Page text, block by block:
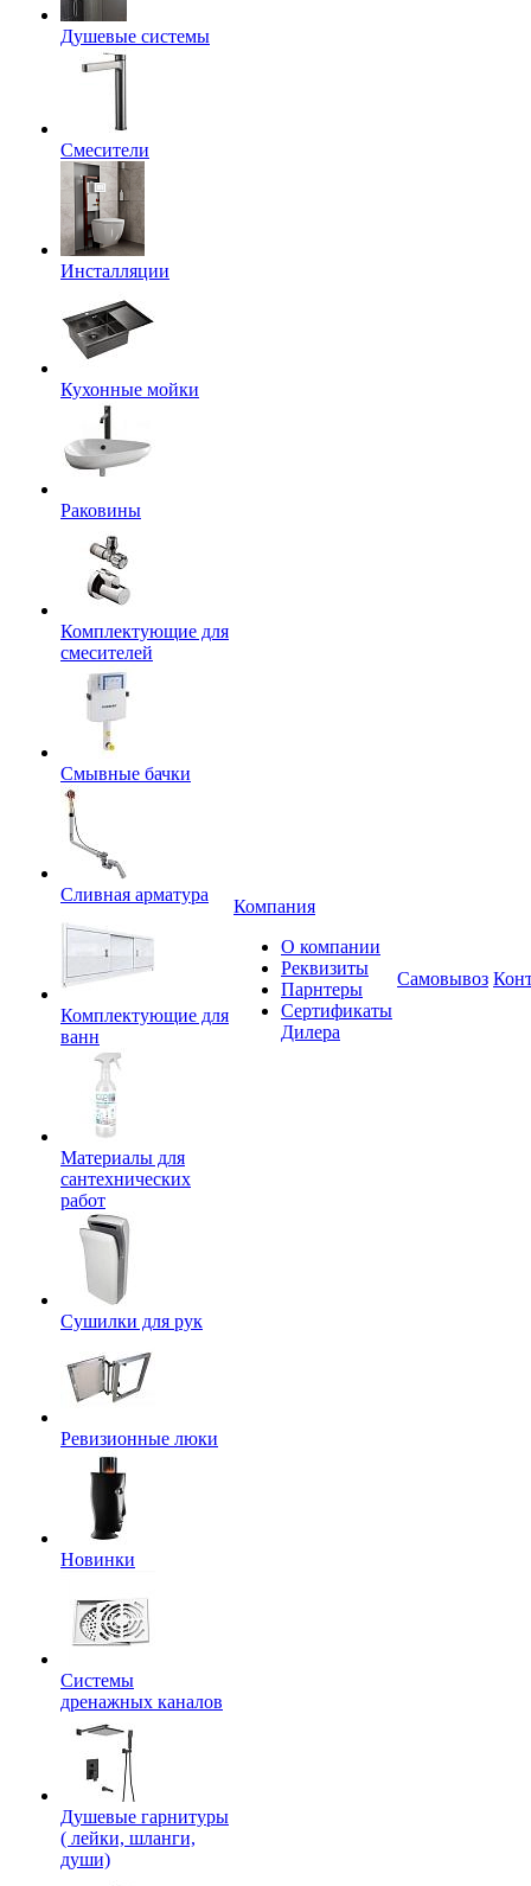
Душевые системы
Смесители
Инсталляции
Кухонные мойки
Раковины
Комплектующие для
смесителей
Смывные бачки
Сливная арматура
Комплектующие для
ванн
Материалы для
сантехнических
работ
Сушилки для рук
Ревизионные люки
Новинки
Системы
дренажных каналов
Душевые гарнитуры
( лейки, шланги,
души)
Компания
О компании
Реквизиты
Парнтеры
Сертификаты
Дилера
Самовывоз